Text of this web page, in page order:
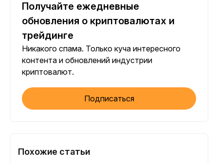
Получайте ежедневные
обновления о криптовалютах и
трейдинге
Никакого спама. Только куча интересного
контента и обновлений индустрии
криптовалют.
Подписаться
Похожие статьи